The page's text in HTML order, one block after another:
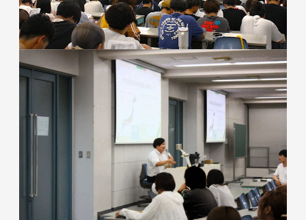
大学広報
報道関係／取材等のお問い合わせ
駐車場利用
学生寮
アルバイト紹介
落とし物・忘れ物
学内で地震が発生したら
自治体・企業・団体との連携協定一覧
高大連携プログラム
みらい科学教育推進室
看護実践開発研究センター ～実施プログラム
知的・人的資源の公開（講師派遣）
生涯学習・公開講座
オープンカレッジ